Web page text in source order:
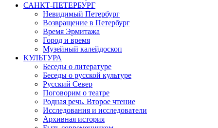
САНКТ-ПЕТЕРБУРГ
Невидимый Петербург
Возвращение в Петербург
Время Эрмитажа
Город и время
Музейный калейдоскоп
КУЛЬТУРА
Беседы о литературе
Беседы о русской культуре
Русский Север
Поговорим о театре
Родная речь. Второе чтение
Исследования и исследователи
Архивная история